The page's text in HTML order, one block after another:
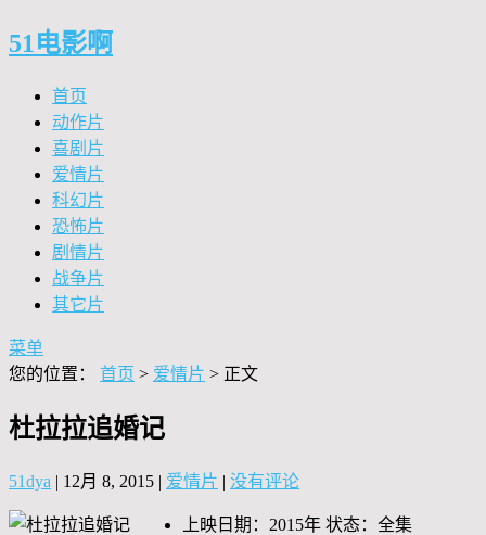
51电影啊
首页
动作片
喜剧片
爱情片
科幻片
恐怖片
剧情片
战争片
其它片
菜单
您的位置： 首页 > 爱情片 > 正文
杜拉拉追婚记
51dya | 12月 8, 2015 | 爱情片 | 没有评论
上映日期：2015年 状态：全集